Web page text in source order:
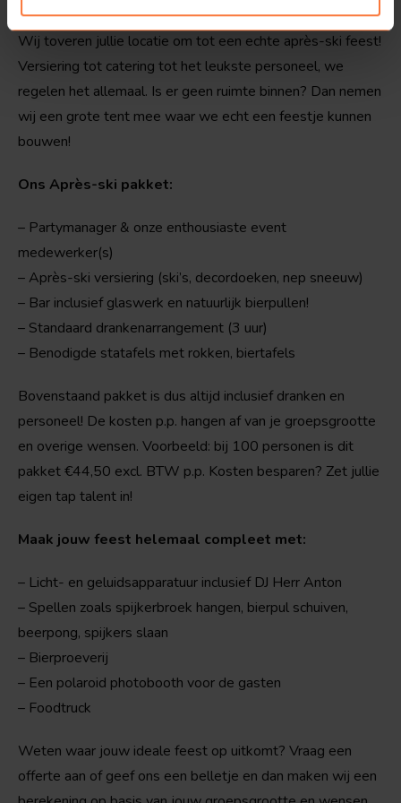
Wij toveren jullie locatie om tot een echte après-ski feest!
Versiering tot catering tot het leukste personeel, we
regelen het allemaal. Is er geen ruimte binnen? Dan nemen
wij een grote tent mee waar we echt een feestje kunnen
bouwen!
Ons Après-ski pakket:
– Partymanager & onze enthousiaste event
medewerker(s)
– Après-ski versiering (ski’s, decordoeken, nep sneeuw)
– Bar inclusief glaswerk en natuurlijk bierpullen!
– Standaard drankenarrangement (3 uur)
– Benodigde statafels met rokken, biertafels
Bovenstaand pakket is dus altijd inclusief dranken en
personeel! De kosten p.p. hangen af van je groepsgrootte
en overige wensen. Voorbeeld: bij 100 personen is dit
pakket €44,50 excl. BTW p.p. Kosten besparen? Zet jullie
eigen tap talent in!
Maak jouw feest helemaal compleet met:
– Licht- en geluidsapparatuur inclusief DJ Herr Anton
– Spellen zoals spijkerbroek hangen, bierpul schuiven,
beerpong, spijkers slaan
– Bierproeverij
– Een polaroid photobooth voor de gasten
– Foodtruck
Weten waar jouw ideale feest op uitkomt? Vraag een
offerte aan of geef ons een belletje en dan maken wij een